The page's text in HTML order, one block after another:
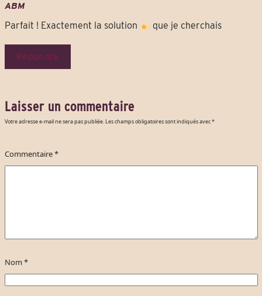
ABM
Parfait ! Exactement la solution que je cherchais
Répondre
Laisser un commentaire
Votre adresse e-mail ne sera pas publiée.Les champs obligatoires sont indiqués avec*
Commentaire*
Nom *